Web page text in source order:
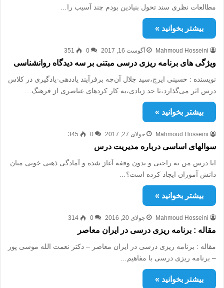
مطالعات نظری سند تحول بنیادین بودم چند آسیب را…
بیشتر بخوانید »
Mahmoud Hosseini آگوست 16, 2017 0
351
ویژگی های برنامه ریزی درسی مبتنی بر سه دیدگاه روانشناسی
نویسنده : حسینی ایرج،سید جلال آن‌چه برفرآیند یاددهی-یادگیری در کلاس
درس اثر می‌گذارد،تا حد زیادی،به کار‌ کردهای عناصری از فرهنگ‌…
بیشتر بخوانید »
Mahmoud Hosseini جولای 27, 2017 0
345
سوال‏های اساسی درباره مدیریت درس
ایا درس من به راحتی و بدون وقفه آغاز شده و آمادگی ذهنی خوبی میان‏
دانش ‏آموزان ایجاد کرده است؟…
بیشتر بخوانید »
Mahmoud Hosseini جولای 20, 2016 0
314
مقاله : برنامه ریزی درسی در ایران معاصر
مقاله : برنامه ریزی درسی در ایران معاصر – دکتر نعمت الله موسی پور
– برنامه ریزی درسی با مفاهیم…
بیشتر بخوانید »